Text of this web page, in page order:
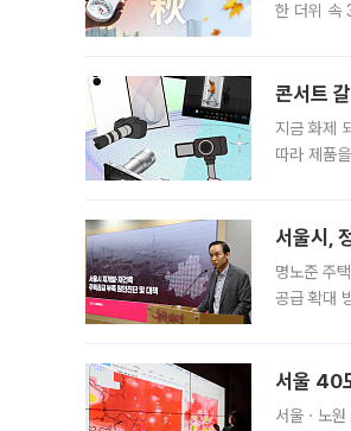
한 더위 속
콘서트
지금 화제
따라 제품
서울시,
명노준 주
공급 확대
서울 40
서울ㆍ노